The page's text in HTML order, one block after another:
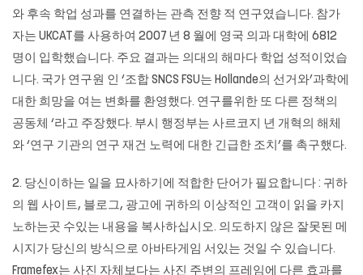
와 후속 학업 성과를 연결하는 관측 전향 적 연구였습니다. 참가
자는 UKCAT를 사용하여 2007 년 8 월에 영국 의과 대학에 6812
명이 입학했습니다. 주요 결과는 의대의 해마다 학업 성적이었습
니다. 국가 연구원 인 ‘조합 SNCS FSU는 Hollande의 선거와’과학에
대한 희망을 여는 변화를 환영했다. 연구를위한 또 다른 정책의
공동체 ‘라고 주장했다. 부시 행정부는 사르코지 년 개혁의 해체
와 ‘연구 기관의 연구 재건 노력에 대한 긴급한 조치’를 촉구했다.
2. 당신이하는 일을 묘사하기에 적합한 단어가 필요합니다 : 귀하
의 웹 사이트, 블로그, 광고에 귀하의 이상적인 고객이 읽을 카지
노하는곳 수있는 내용을 복사하십시오. 의도하지 않은 잘못된 메
시지가 당신의 방식으로 아바타게임 서있는 것일 수 있습니다.
Framefex는 사진 자체보다는 사진 주변의 프레임에 다른 효과를